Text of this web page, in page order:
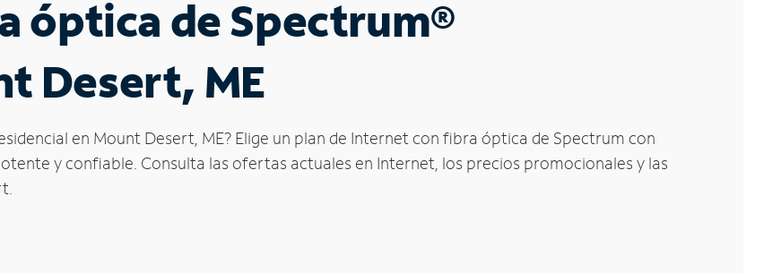
óptica de Spectrum®
Desert, ME
en Mount Desert, ME? Elige un plan de Internet con fibra óptica de Spectrum con
y confiable. Consulta las ofertas actuales en Internet, los precios promocionales y las